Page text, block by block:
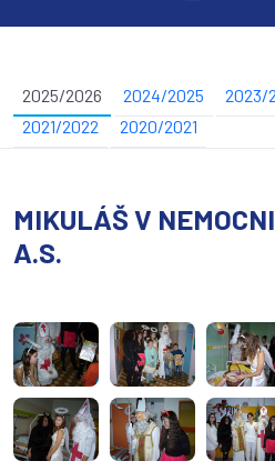
2025/2026 2024/2025 2023/
2021/2022
2020/2021
MIKULÁŠ V
A.S.